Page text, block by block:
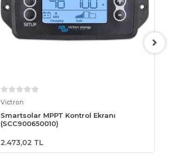
Victron
Smartsolar MPPT Kontrol Ekranı
(SCC900650010)
2.473,02 TL